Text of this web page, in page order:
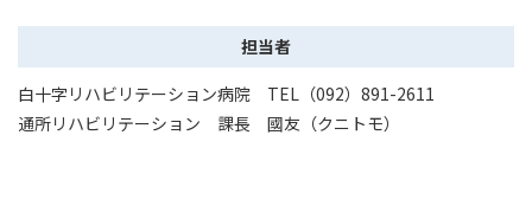
担当者
白十字リハビリテーション病院 TEL（092）891-2611
通所リハビリテーション 課長 國友（クニトモ）